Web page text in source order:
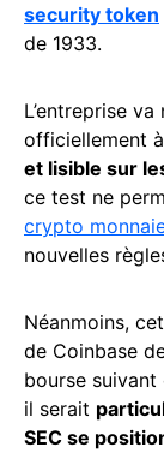
security token
de 1933.
L’entreprise
officiellement
et lisible sur
ce test ne
crypto
nouvelles
Néanmoins,
de Coinbase
bourse
il serait
SEC se